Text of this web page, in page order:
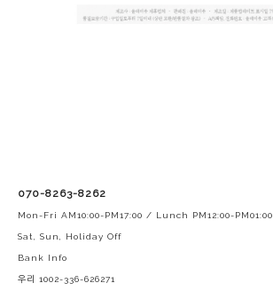
070-8263-8262
Mon-Fri AM10:00-PM17:00 / Lunch PM12:00-PM01:00
Sat, Sun, Holiday Off
Bank Info
우리 1002-336-626271